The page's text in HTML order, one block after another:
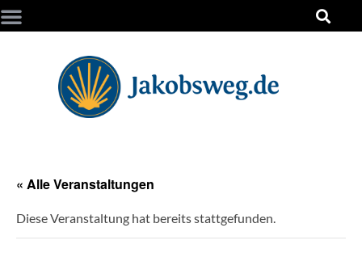
« Alle Veranstaltungen
Diese Veranstaltung hat bereits stattgefunden.